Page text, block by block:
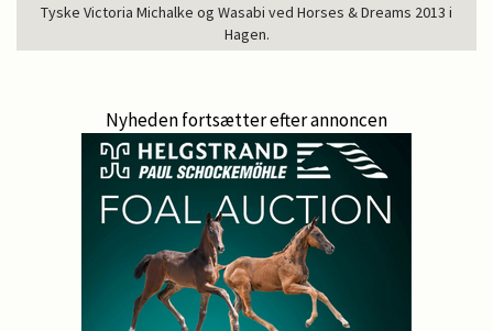
Tyske Victoria Michalke og Wasabi ved Horses & Dreams 2013 i
Hagen.
Nyheden fortsætter efter annoncen